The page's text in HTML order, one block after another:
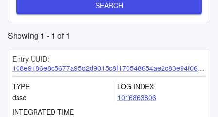
SEARCH
Showing 1 - 1 of1
Entry UUID:
108e9186e8c5677a95d2d9015c8f170548654ae2c83e94f063ac20b26a53e7caf3995d134dbd8dd7
TYPE
dsse
LOG INDEX
1016863806
INTEGRATED TIME